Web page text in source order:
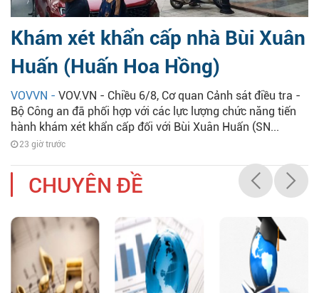
Khám xét khẩn cấp nhà Bùi Xuân
Huấn (Huấn Hoa Hồng)
VOVVN - VOV.VN - Chiều 6/8, Cơ quan Cảnh sát điều tra -
Bộ Công an đã phối hợp với các lực lượng chức năng tiến
hành khám xét khẩn cấp đối với Bùi Xuân Huấn (SN...
23 giờ trước
CHUYÊN ĐỀ